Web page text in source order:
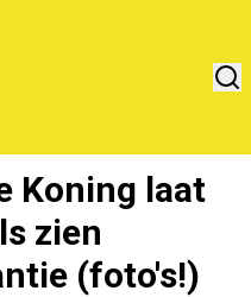
Koning laat
zien
(foto's!)